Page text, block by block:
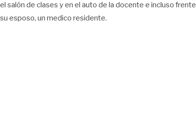
salón de clases y en el auto de la docente e incluso frente
esposo, un medico residente.